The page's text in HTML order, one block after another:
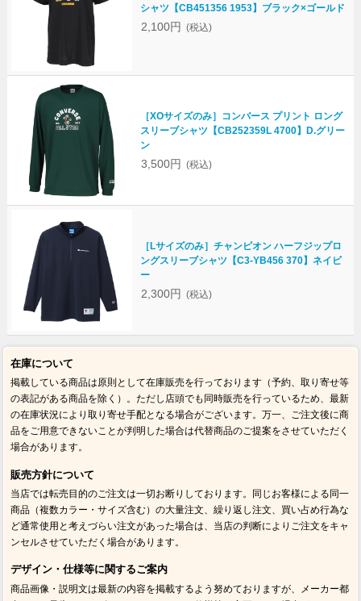
シャツ【CB451356 1953】ブラック×ゴールド
2,100円 (税込)
［XOサイズのみ］コンバース プリント ロング
スリーブシャツ【CB252359L 4700】D.グリー
ン
3,500円 (税込)
［Lサイズのみ］チャンピオン ハーフジップロ
ングスリーブシャツ【C3-YB456 370】ネイビ
ー
2,300円 (税込)
在庫について
掲載している商品は原則として在庫販売を行っております（予約、取り寄せ等
の表記がある商品を除く）。ただし店頭でも同時販売を行っているため、最新
の在庫状況により取り寄せ手配となる場合がございます。万一、ご注文後に商
品をご用意できないことが判明した場合は代替商品のご提案をさせていただく
場合があります。
販売方針について
当店では転売目的のご注文は一切お断りしております。同じお客様による同一
商品（複数カラー・サイズ含む）の大量注文、繰り返し注文、買い占め行為な
ど通常使用と考えづらい注文があった場合は、当店の判断によりご注文をキャ
ンセルさせていただく場合があります。
デザイン・仕様等に関するご案内
商品画像・説明文は最新の内容を掲載するよう努めておりますが、メーカー都